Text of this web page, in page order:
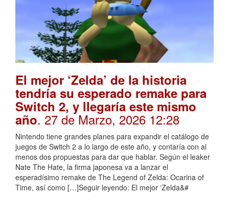
El mejor ‘Zelda’ de la historia
tendría su esperado remake para
Switch 2, y llegaría este mismo
año. 27 de Marzo, 2026 12:28
Nintendo tiene grandes planes para expandir el catálogo de
juegos de Switch 2 a lo largo de este año, y contaría con al
menos dos propuestas para dar que hablar. Según el leaker
Nate The Hate, la firma japonesa va a lanzar el
esperadísimo remake de The Legend of Zelda: Ocarina of
Time, así como […]Seguir leyendo: El mejor ‘Zelda&#